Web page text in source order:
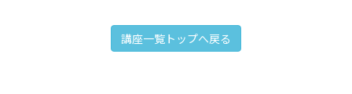
講座一覧トップへ戻る